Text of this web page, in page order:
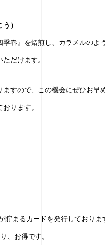
）
春』を焙煎し、カラメルのよ
だけます。
すので、この機会にぜひお早
ります。
貯まるカードを発行しておりま
、お得です。